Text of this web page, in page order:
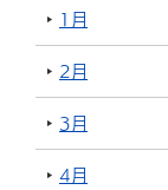
1月
2月
3月
4月